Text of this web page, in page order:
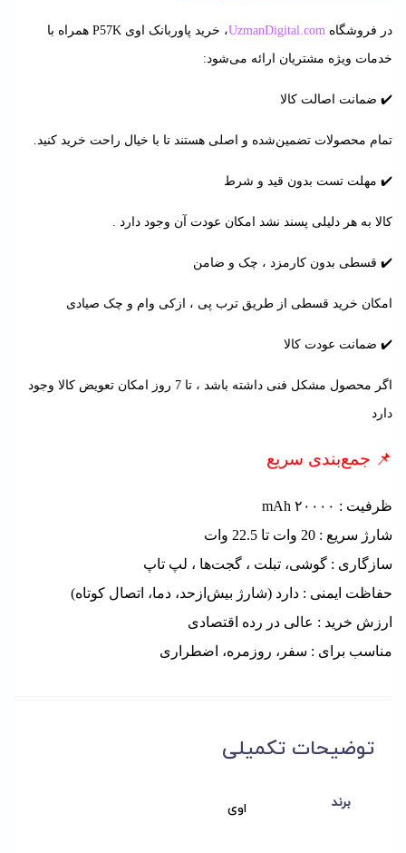
در فروشگاه UzmanDigital.com ، خرید پاوربانک اوی P57K همراه با
خدمات ویژه مشتریان ارائه می‌شود:
✔️ ضمانت اصالت کالا
تمام محصولات تضمین‌شده و اصلی هستند تا با خیال راحت خرید کنید.
✔️ مهلت تست بدون قید و شرط
کالا به هر دلیلی پسند نشد امکان عودت آن وجود دارد .
✔️ قسطی بدون کارمزد ، چک و ضامن
امکان خرید قسطی از طریق ترب پی ، ازکی وام و چک صیادی
✔️ ضمانت عودت کالا
اگر محصول مشکل فنی داشته باشد ، تا 7 روز امکان تعویض کالا وجود
دارد
📌 جمع‌بندی سریع
ظرفیت : ۲۰۰۰۰ mAh
شارژ سریع : 20 وات
تا 22.5 وات
سازگاری : گوشی‌، تبلت ، گجت‌ها ، لپ تاپ
حفاظت ایمنی : دارد (شارژ بیش‌ازحد، دما، اتصال کوتاه)
ارزش خرید : عالی در رده اقتصادی
مناسب برای : سفر، روزمره، اضطراری
توضیحات تکمیلی
برند اوی